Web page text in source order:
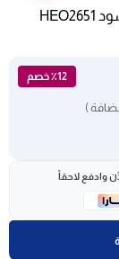
٪12 خصم
)
وادفع لاحقاً